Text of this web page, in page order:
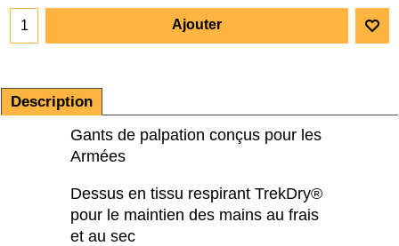
Ajouter
Description
Gants de palpation conçus pour les
Armées
Dessus en tissu respirant TrekDry®
pour le maintien des mains au frais
et au sec